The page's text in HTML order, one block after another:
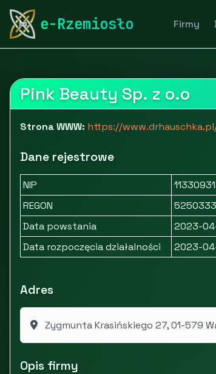
e-Rzemiosło Firmy
rymarstwo-poznan.pl
Pink Beauty Sp. z o.o
Strona WWW: https://
Dane rejestrowe
NIP
REGON
Data powstania
2023-
Data rozpoczęcia działalności
2023-
Adres
Zygmunta Krasińskiego 27, 01-579
Opis firmy